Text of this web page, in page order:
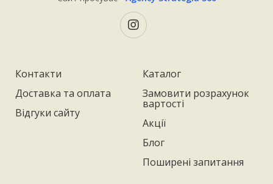
Контакти
Доставка та оплата
Відгуки сайту
Каталог
Замовити розрахунок
вартості
Акції
Блог
Поширені запитання